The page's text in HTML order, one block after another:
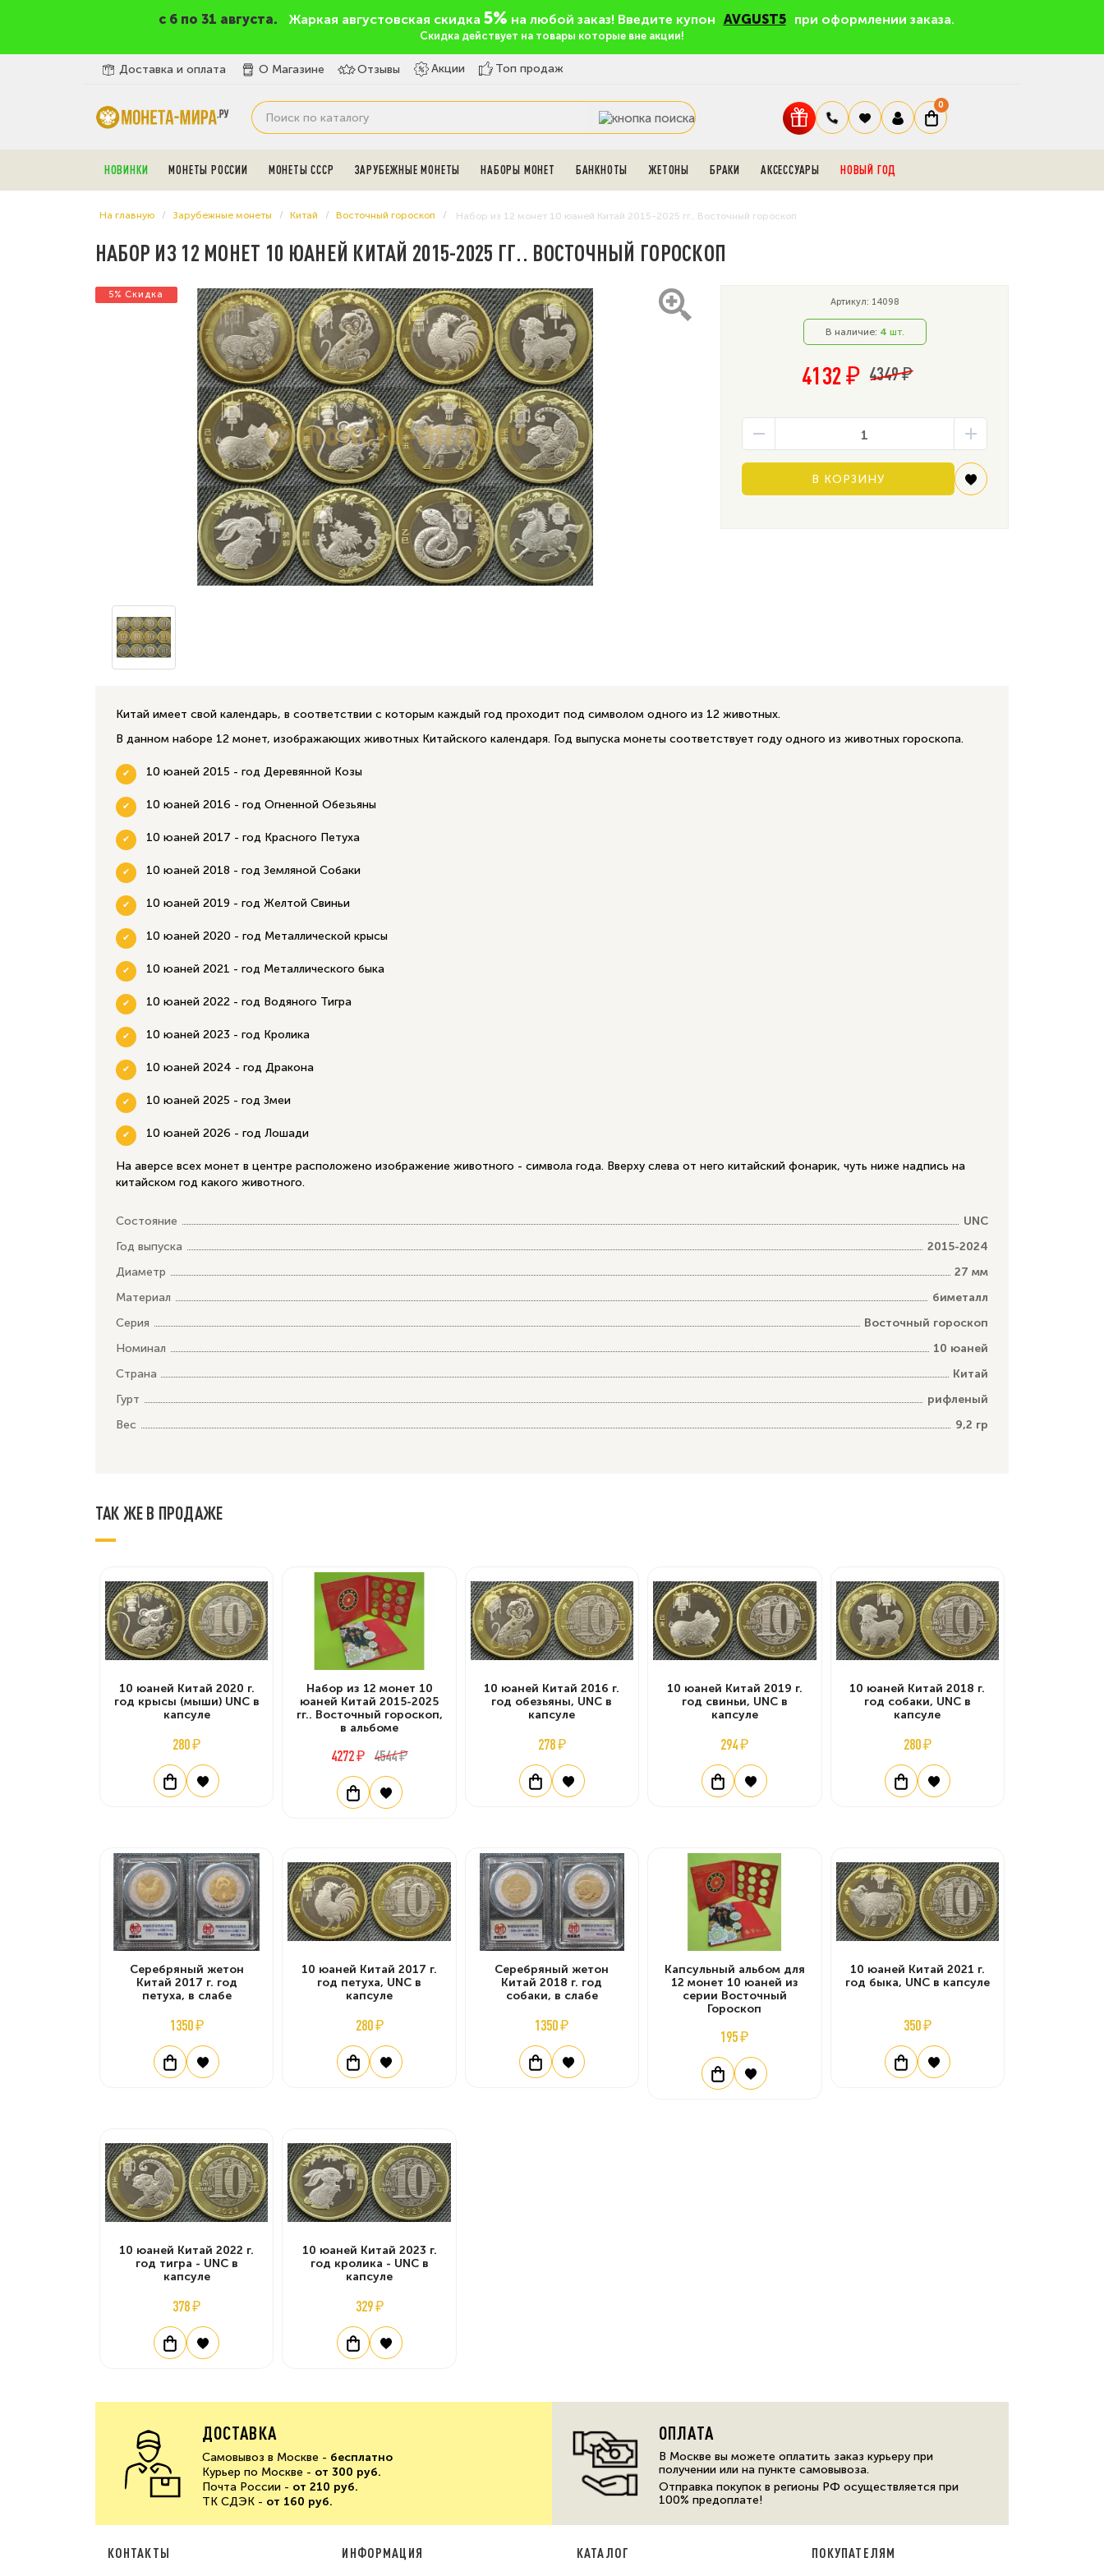
c 6 по 31 августа. Жаркая августовская скидка 5% на любой заказ! Введите купон AVGUST5 при оформлении заказа.
Скидка действует на товары которые вне акции!
Доставка и оплата О Магазине Отзывы Акции Топ продаж
0
НОВИНКИ МОНЕТЫ РОССИИ МОНЕТЫ СССР ЗАРУБЕЖНЫЕ МОНЕТЫ НАБОРЫ МОНЕТ БАНКНОТЫ ЖЕТОНЫ БРАКИ АКСЕССУАРЫ НОВЫЙ ГОД
На главную Зарубежные монеты Китай Восточный гороскоп Набор из 12 монет 10 юаней Китай 2015-2025 гг.. Восточный гороскоп
НАБОР ИЗ 12 МОНЕТ 10 ЮАНЕЙ КИТАЙ 2015-2025 ГГ.. ВОСТОЧНЫЙ ГОРОСКОП
5% Скидка
5% Скидка
Артикул: 14098
В наличие: 4 шт.
4349 ₽
4132 ₽
В КОРЗИНУ
Китай имеет свой календарь, в соответствии с которым каждый год проходит под символом одного из 12 животных.
В данном наборе 12 монет, изображающих животных Китайского календаря. Год выпуска монеты соответствует году одного из животных гороскопа.
10 юаней 2015 - год Деревянной Козы
10 юаней 2016 - год Огненной Обезьяны
10 юаней 2017 - год Красного Петуха
10 юаней 2018 - год Земляной Собаки
10 юаней 2019 - год Желтой Свиньи
10 юаней 2020 - год Металлической крысы
10 юаней 2021 - год Металлического быка
10 юаней 2022 - год Водяного Тигра
10 юаней 2023 - год Кролика
10 юаней 2024 - год Дракона
10 юаней 2025 - год Змеи
10 юаней 2026 - год Лошади
На аверсе всех монет в центре расположено изображение животного - символа года. Вверху слева от него китайский фонарик, чуть ниже надпись на
китайском год какого животного.
Состояние
UNC
Год выпуска
2015-2024
Диаметр
27 мм
Материал
биметалл
Серия
Восточный гороскоп
Номинал
10 юаней
Страна
Китай
Гурт
рифленый
Вес
9,2 гр
ТАК ЖЕ В ПРОДАЖЕ
10 юаней Китай 2020 г.
год крысы (мыши) UNC в
капсуле
280 ₽
Набор из 12 монет 10
юаней Китай 2015-2025
гг.. Восточный гороскоп,
в альбоме
4272 ₽ 4544 ₽
10 юаней Китай 2016 г.
год обезьяны, UNC в
капсуле
278 ₽
10 юаней Китай 2019 г.
год свиньи, UNC в
капсуле
294 ₽
10 юаней Китай 2018 г.
год собаки, UNC в
капсуле
280 ₽
Серебряный жетон
Китай 2017 г. год
петуха, в слабе
1350 ₽
10 юаней Китай 2017 г.
год петуха, UNC в
капсуле
280 ₽
Серебряный жетон
Китай 2018 г. год
собаки, в слабе
1350 ₽
Капсульный альбом для
12 монет 10 юаней из
серии Восточный
Гороскоп
195 ₽
10 юаней Китай 2021 г.
год быка, UNC в капсуле
350 ₽
10 юаней Китай 2022 г.
год тигра - UNC в
капсуле
378 ₽
10 юаней Китай 2023 г.
год кролика - UNC в
капсуле
329 ₽
ДОСТАВКА
Самовывоз в Москве - бесплатно
Курьер по Москве - от 300 руб.
Почта России - от 210 руб.
ТК СДЭК - от 160 руб.
ОПЛАТА
В Москве вы можете оплатить заказ курьеру при
получении или на пункте самовывоза.
Отправка покупок в регионы РФ осуществляется при
100% предоплате!
КОНТАКТЫ ИНФОРМАЦИЯ КАТАЛОГ ПОКУПАТЕЛЯМ